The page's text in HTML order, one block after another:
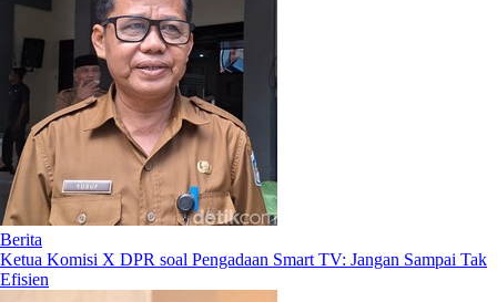
Berita
Ketua Komisi X DPR soal Pengadaan Smart TV: Jangan Sampai Tak
Efisien